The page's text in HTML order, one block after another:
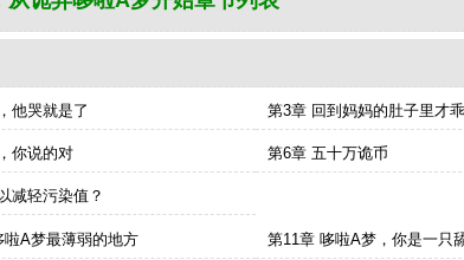
他哭就是了 第3章 回到妈妈的肚子里才乖
你说的对 第6章 五十万诡币
减轻污染值？
啦A梦最薄弱的地方 第11章 哆啦A梦，你是一只